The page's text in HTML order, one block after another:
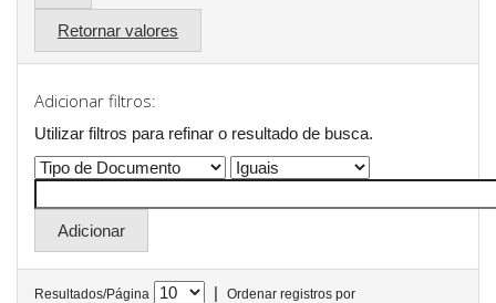
Retornar valores
Adicionar filtros:
Utilizar filtros para refinar o resultado de busca.
Resultados/Página |
Ordenar registros por